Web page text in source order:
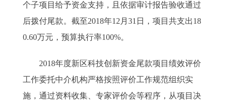
个子项目给予资金支持，且依据审计报告验收通过
后拨付尾款。截至2018年12月31日，项目共支出18
0.60万元，预算执行率100%。
2018年度新区科技创新资金尾款项目绩效评价
工作委托中介机构严格按照评价工作规范组织实
施，通过资料收集、专家评价会等程序，从项目决